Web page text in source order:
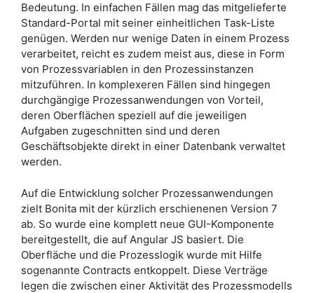
Bedeutung. In einfachen Fällen mag das mitgelieferte
Standard-Portal mit seiner einheitlichen Task-Liste
genügen. Werden nur wenige Daten in einem Prozess
verarbeitet, reicht es zudem meist aus, diese in Form
von Prozessvariablen in den Prozessinstanzen
mitzuführen. In komplexeren Fällen sind hingegen
durchgängige Prozessanwendungen von Vorteil,
deren Oberflächen speziell auf die jeweiligen
Aufgaben zugeschnitten sind und deren
Geschäftsobjekte direkt in einer Datenbank verwaltet
werden.
Auf die Entwicklung solcher Prozessanwendungen
zielt Bonita mit der kürzlich erschienenen Version 7
ab. So wurde eine komplett neue GUI-Komponente
bereitgestellt, die auf Angular JS basiert. Die
Oberfläche und die Prozesslogik wurde mit Hilfe
sogenannte Contracts entkoppelt. Diese Verträge
legen die zwischen einer Aktivität des Prozessmodells